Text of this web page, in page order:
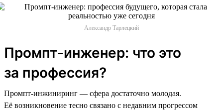
Александр Тарлецкий
Промпт-инженер: что это
за профессия?
Промпт-инжиниринг — сфера достаточно молодая.
Её возникновение тесно связано с недавним прогрессом